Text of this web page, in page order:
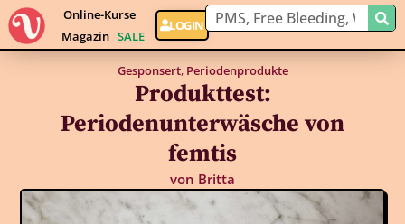
Online-Kurse
Magazin SALE
LOGIN
Gesponsert, Periodenprodukte
Produkttest:
Periodenunterwäsche von
femtis
von Britta